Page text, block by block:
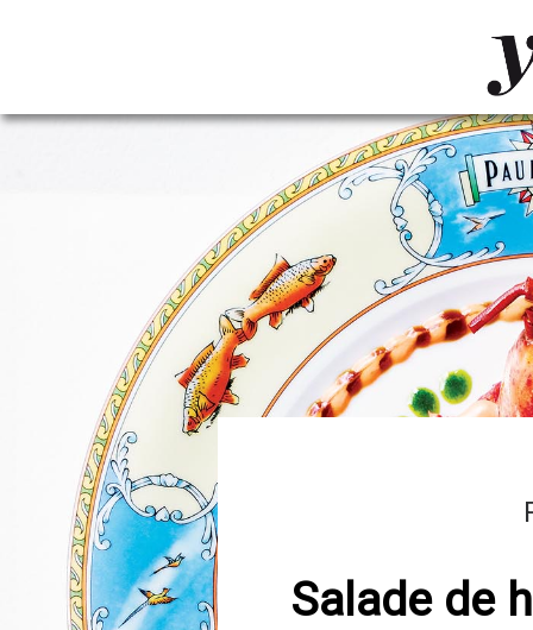
Salade de